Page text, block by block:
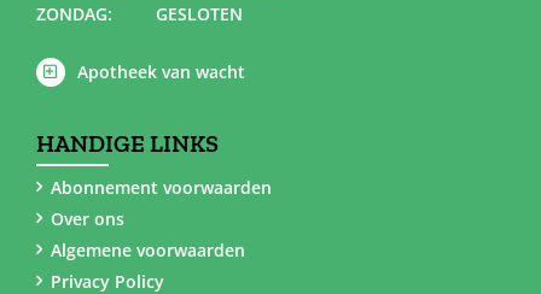
ZONDAG:
GESLOTEN
Apotheek van wacht
HANDIGE LINKS
Abonnement voorwaarden
Over ons
Algemene voorwaarden
Privacy Policy